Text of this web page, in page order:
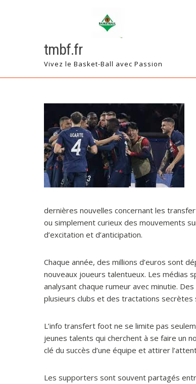
tmbf.fr
Vivez le Basket-Ball avec Passion
dernières nouvelles concernant les
ou simplement curieux des mouvements
d’excitation et d’anticipation.
Chaque année, des millions d’euros sont
nouveaux joueurs talentueux. Les médias
analysant chaque rumeur avec minutie.
plusieurs clubs et des tractations secrètes
L’info transfert foot ne se limite pas
jeunes talents qui cherchent à se faire un
clé du succès d’une équipe et attirer
Les supporters sont souvent partagés